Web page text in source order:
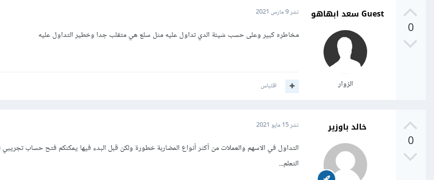
0
Guest سعد ابهاهو
الزوار
نشر9 مارس 2021
مخاطره كبير وعلى حسب شيئة الدي تداول عليه مثل سلع هي متقلب جدا وخطير التداول عليه
اقتباس
0
خالد باوزير نشر15 مايو 2021
التداول في الاسهم والعملات من أكثر أنواع المضاربة خطورة ولكن قبل البدء فيها يمكنكم فتح حساب
التعلم...